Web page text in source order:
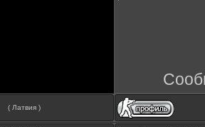
( Латвия )